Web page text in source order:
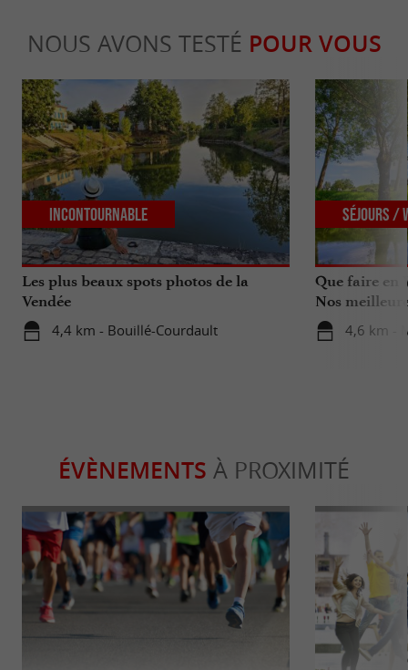
NOUS AVONS TESTÉ POUR VOUS
Les plus beaux spots photos de la
Vendée
4,4 km - Bouillé-Courdault
Incontournable
Que faire en
Nos
4,6 km -
Séjours /
ÉVÈNEMENTS À PROXIMITÉ